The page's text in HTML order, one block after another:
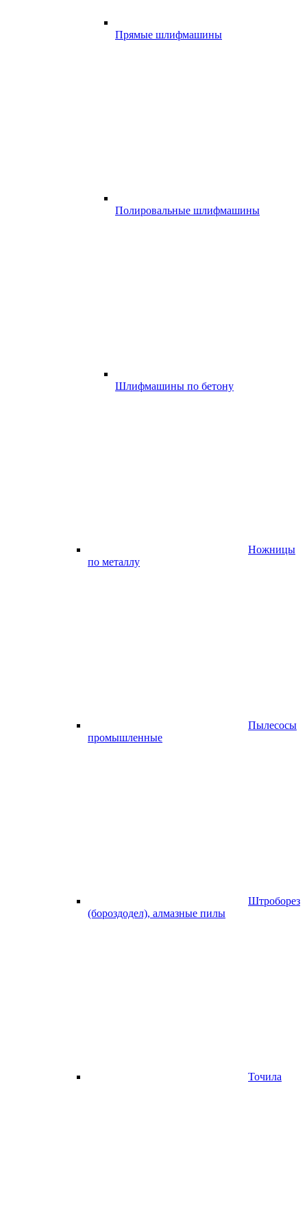
Прямые шлифмашины
Полировальные шлифмашины
Шлифмашины по бетону
Ножницы
по металлу
Пылесосы
промышленные
Штроборез
(бороздодел), алмазные пилы
Точила